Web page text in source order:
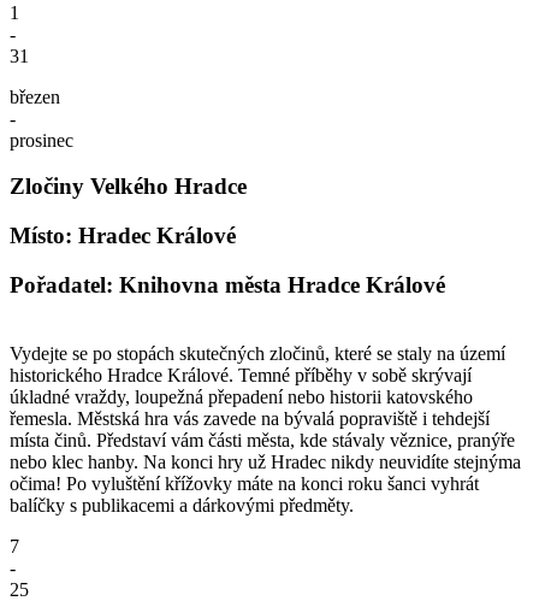
1
-
31
březen
-
prosinec
Zločiny Velkého Hradce
Místo: Hradec Králové
Pořadatel: Knihovna města Hradce Králové
Vydejte se po stopách skutečných zločinů, které se staly na území
historického Hradce Králové. Temné příběhy v sobě skrývají
úkladné vraždy, loupežná přepadení nebo historii katovského
řemesla. Městská hra vás zavede na bývalá popraviště i tehdejší
místa činů. Představí vám části města, kde stávaly věznice, pranýře
nebo klec hanby. Na konci hry už Hradec nikdy neuvidíte stejnýma
očima! Po vyluštění křížovky máte na konci roku šanci vyhrát
balíčky s publikacemi a dárkovými předměty.
7
-
25